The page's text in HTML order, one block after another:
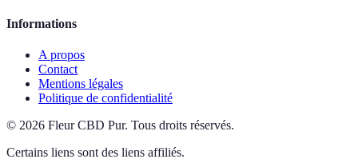
Informations
A propos
Contact
Mentions légales
Politique de confidentialité
© 2026 Fleur CBD Pur. Tous droits réservés.
Certains liens sont des liens affiliés.